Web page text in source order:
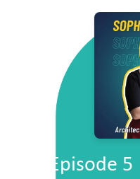
Episode 5